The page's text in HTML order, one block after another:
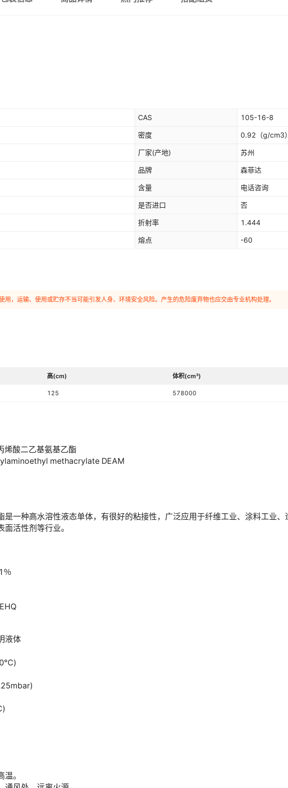
CAS 105-16-8
密度 0.92 （g/cm3）
厂家(产地) 苏州
品牌 森菲达
含量 电话咨询
是否进口 否
折射率 1.444
熔点 -60
，运输、使用或贮存不当可能引发人身、环境安全风险。产生的危险废弃物也应交由专业机构处理。
高(cm) 体积(cm³)
125 578000